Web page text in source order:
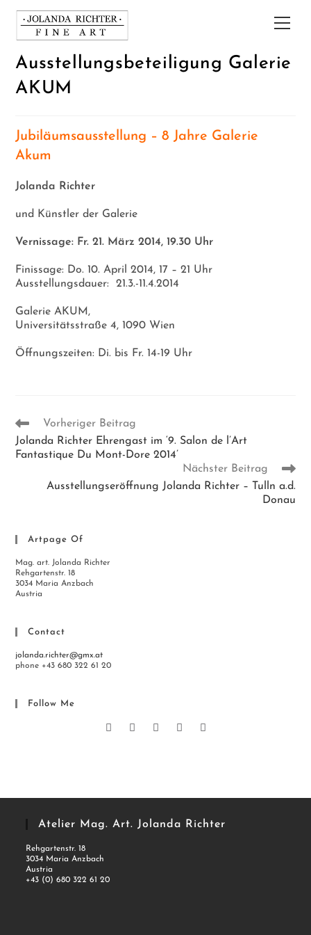
Inhalt
springen
Ausstellungsbeteiligung Galerie
AKUM
Jubiläumsausstellung – 8 Jahre Galerie
Akum
Jolanda Richter
und Künstler der Galerie
Vernissage: Fr. 21. März 2014, 19.30 Uhr
Finissage: Do. 10. April 2014, 17 – 21 Uhr
Ausstellungsdauer: 21.3.-11.4.2014
Galerie AKUM,
Universitätsstraße 4, 1090 Wien
Öffnungszeiten: Di. bis Fr. 14-19 Uhr
Weitere
Artikel
ansehen
Vorheriger Beitrag
Jolanda Richter Ehrengast im ‘9. Salon de l’Art
Fantastique Du Mont-Dore 2014’
Nächster Beitrag
Ausstellungseröffnung Jolanda Richter – Tulln a.d.
Donau
Artpage Of
Mag. art. Jolanda Richter
Rehgartenstr. 18
3034 Maria Anzbach
Austria
Contact
jolanda.richter@gmx.at
phone +43 680 322 61 20
Follow Me
Atelier Mag. Art. Jolanda Richter
Rehgartenstr. 18
3034 Maria Anzbach
Austria
+43 (0) 680 322 61 20